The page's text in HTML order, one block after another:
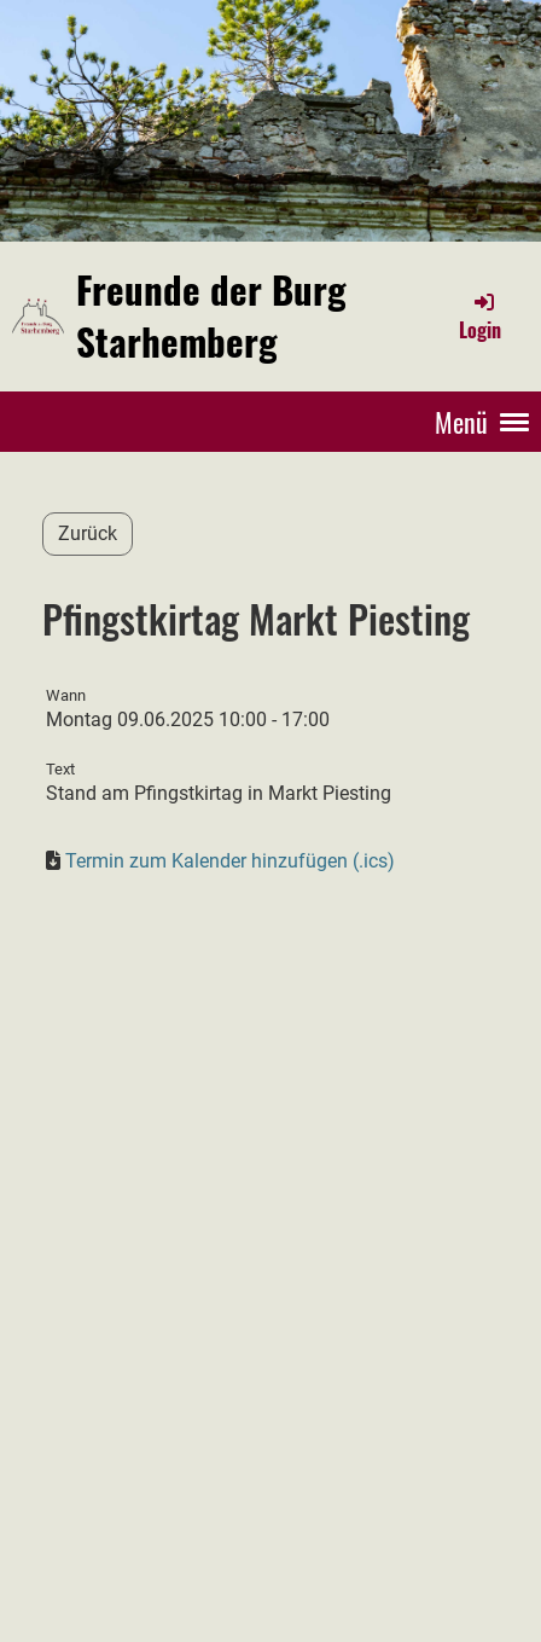
Freunde der Burg
Starhemberg
Login
Menü
Zurück
Pfingstkirtag Markt Piesting
Wann
Montag 09.06.2025 10:00 - 17:00
Text
Stand am Pfingstkirtag in Markt Piesting
Termin zum Kalender hinzufügen (.ics)